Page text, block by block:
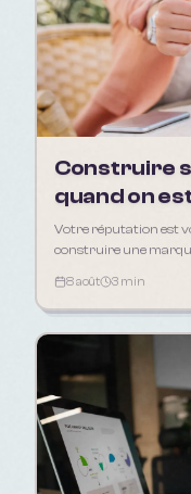
Construire
quand on
Votre réputation est
construire une
8 août 3 min